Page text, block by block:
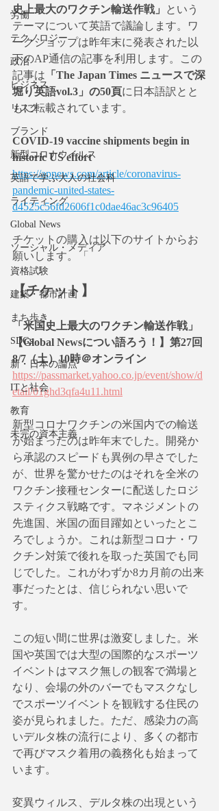
労働
テクノロジー
政治
ビジネス
リスク
ブランド
新型コロナウイルス
英語で学ぶ大人の社会科
ライティング
Global News
ソーシャル・メディア
資格試験
建築・都市計画
まち歩き
SDGs
新・日本の論点
ITと社会
教育
未完の資本主義
史上最大のワクチン輸送作戦」
という
テーマについて英語で議論します。ワ
ークショップは昨年末に発表された以
下のAP通信の記事を利用します。この
記事は 「The Japan Times ニュースで深
堀り英語vol.3」の50頁に日本語訳とと
もに転載されています。
COVID-19 vaccine shipments begin in
historic US effort
https://apnews.com/article/coronavirus-
pandemic-united-states-
d4525c56fd2606f1c0dae46ac3c96405
チケットの購入は以下のサイトからお
願いします。「
【チケット】
「米国史上最大のワクチン輸送作戦」
【Global Newsについ語ろう！】第27回
8/7（土）10時＠オンライン
https://passmarket.yahoo.co.jp/event/show/d
etail/01ghd3qfa4u11.html
新型コロナワクチンの米国内での輸送
が始まったのは昨年末でした。開発か
ら承認のスピードも異例の早さでした
が、世界を驚かせたのはそれを全米の
ワクチン接種センターに配送したロジ
スティクス戦略です。マネジメントの
先進国、米国の面目躍如といったとこ
ろでしょうか。これは新型コロナ・ワ
クチン対策で後れを取った英国でも同
じでした。これがわずか8カ月前の出来
事だったとは、信じられない思いで
す。
この短い間に世界は激変しました。米
国や英国では大型の国際的なスポーツ
イベントはマスク無しの観客で満場と
なり、会場の外のバーでもマスクなし
でスポーツイベントを観戦する住民の
姿が見られました。ただ、感染力の高
いデルタ株の流行により、多くの都市
で再びマスク着用の義務化も始まって
います。
変異ウィルス、デルタ株の出現という